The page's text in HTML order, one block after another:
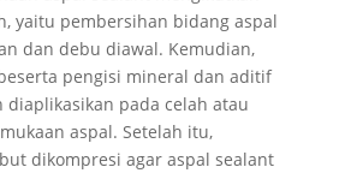
yaitu pembersihan bidang aspal
dan debu diawal. Kemudian,
pengisi mineral dan aditif
pada celah atau
aspal. Setelah itu,
dikompresi agar aspal sealant